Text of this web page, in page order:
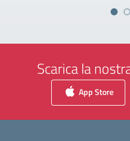
Scarica la
App Store